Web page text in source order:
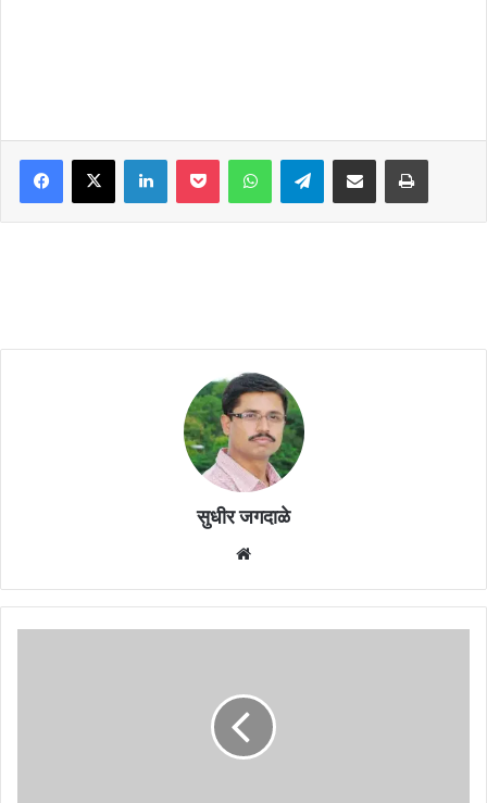
Facebook
X LinkedInPocket WhatsAppTelegramShare via Email Print
सुधीर जगदाळे